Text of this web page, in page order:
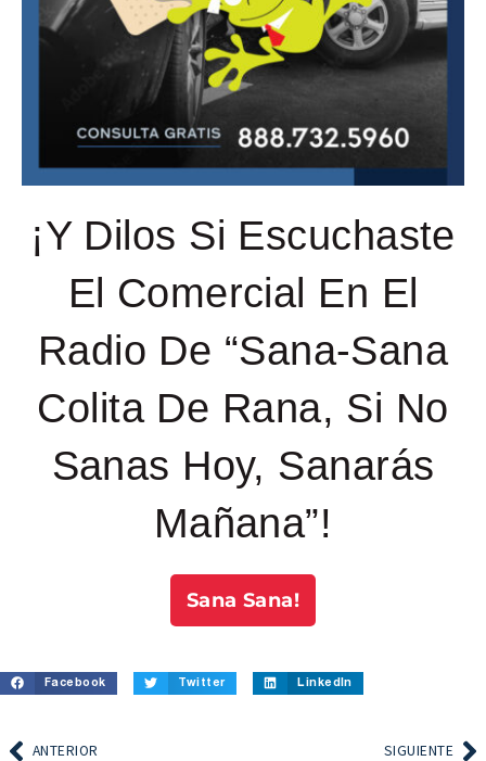
¡Y Dilos Si Escuchaste
El Comercial En El
Radio De “Sana-Sana
Colita De Rana, Si No
Sanas Hoy, Sanarás
Mañana”!
Sana Sana!
Facebook Twitter LinkedIn
ANTERIOR SIGUIENTE